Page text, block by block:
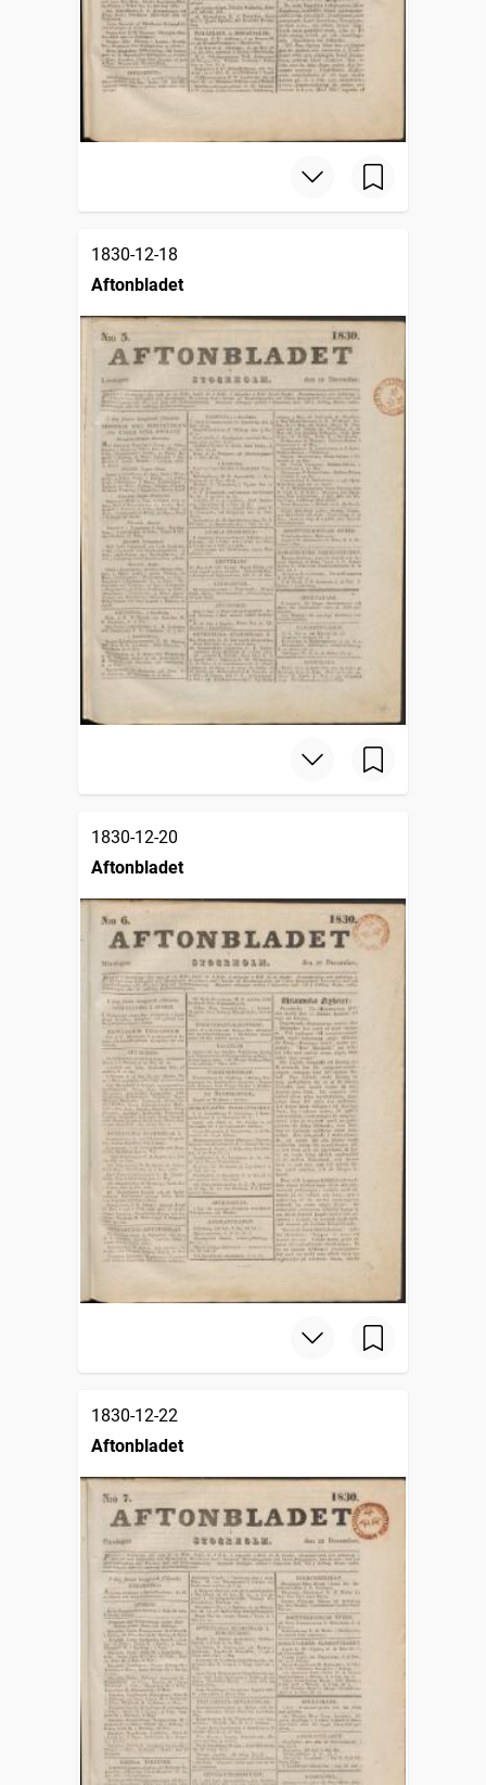
1830-12-18
Aftonbladet
1830-12-20
Aftonbladet
1830-12-22
Aftonbladet